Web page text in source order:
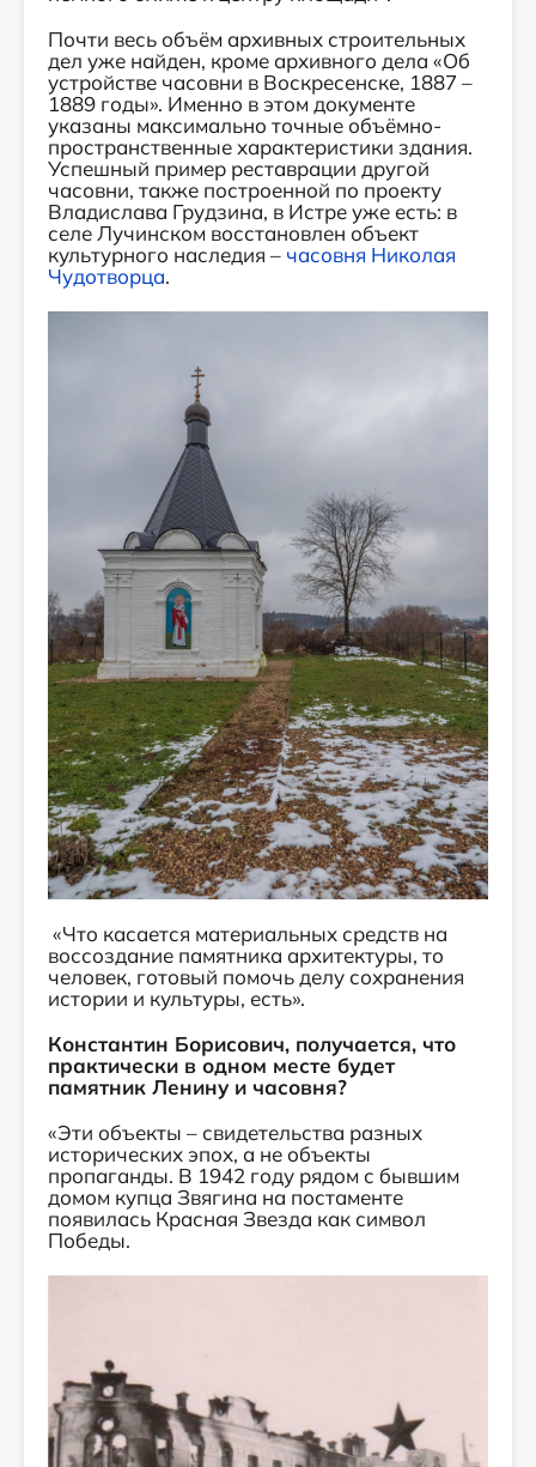
Почти весь объём архивных строительных
дел уже найден, кроме архивного дела «Об
устройстве часовни в Воскресенске, 1887 –
1889 годы». Именно в этом документе
указаны максимально точные объёмно-
пространственные характеристики здания.
Успешный пример реставрации другой
часовни, также построенной по проекту
Владислава Грудзина, в Истре уже есть: в
селе Лучинском восстановлен объект
культурного наследия – часовня Николая
Чудотворца.
«Что касается материальных средств на
воссоздание памятника архитектуры, то
человек, готовый помочь делу сохранения
истории и культуры, есть».
Константин Борисович, получается, что
практически в одном месте будет
памятник Ленину и часовня?
«Эти объекты – свидетельства разных
исторических эпох, а не объекты
пропаганды. В 1942 году рядом с бывшим
домом купца Звягина на постаменте
появилась Красная Звезда как символ
Победы.